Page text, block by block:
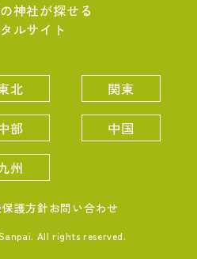
神社が探せる
ルサイト
北 関東
部 中国
州
護方針 お問い合わせ
All rights reserved.